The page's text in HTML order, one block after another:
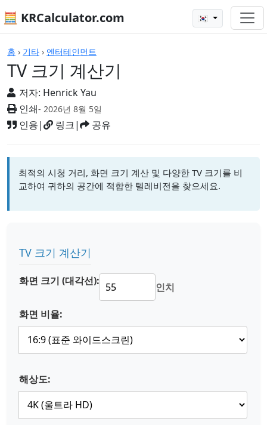
🧮 KRCalculator.com 🇰🇷
홈 › 기타 › 엔터테인먼트
TV 크기 계산기
저자: Henrick Yau
인쇄- 2026년 8월 5일
인용| 링크| 공유
계산기
최적의 시청 거리, 화면 크기 계산 및 다양한 TV 크기를 비
교하여 귀하의 공간에 적합한 텔레비전을 찾으세요.
TV 크기 계산기
화면 크기 (대각선): 인치
화면 비율:
해상도: